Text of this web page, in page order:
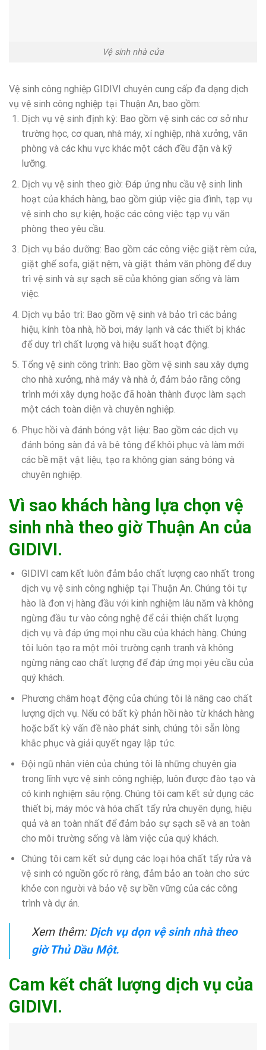
Vệ sinh nhà cửa
Vệ sinh công nghiệp GIDIVI chuyên cung cấp đa dạng dịch
vụ vệ sinh công nghiệp tại Thuận An, bao gồm:
Dịch vụ vệ sinh định kỳ: Bao gồm vệ sinh các cơ sở như
trường học, cơ quan, nhà máy, xí nghiệp, nhà xưởng, văn
phòng và các khu vực khác một cách đều đặn và kỹ
lưỡng.
Dịch vụ vệ sinh theo giờ: Đáp ứng nhu cầu vệ sinh linh
hoạt của khách hàng, bao gồm giúp việc gia đình, tạp vụ
vệ sinh cho sự kiện, hoặc các công việc tạp vụ văn
phòng theo yêu cầu.
Dịch vụ bảo dưỡng: Bao gồm các công việc giặt rèm cửa,
giặt ghế sofa, giặt nệm, và giặt thảm văn phòng để duy
trì vệ sinh và sự sạch sẽ của không gian sống và làm
việc.
Dịch vụ bảo trì: Bao gồm vệ sinh và bảo trì các bảng
hiệu, kính tòa nhà, hồ bơi, máy lạnh và các thiết bị khác
để duy trì chất lượng và hiệu suất hoạt động.
Tổng vệ sinh công trình: Bao gồm vệ sinh sau xây dựng
cho nhà xưởng, nhà máy và nhà ở, đảm bảo rằng công
trình mới xây dựng hoặc đã hoàn thành được làm sạch
một cách toàn diện và chuyên nghiệp.
Phục hồi và đánh bóng vật liệu: Bao gồm các dịch vụ
đánh bóng sàn đá và bê tông để khôi phục và làm mới
các bề mặt vật liệu, tạo ra không gian sáng bóng và
chuyên nghiệp.
Vì sao khách hàng lựa chọn vệ
sinh nhà theo giờ Thuận An của
GIDIVI.
GIDIVI cam kết luôn đảm bảo chất lượng cao nhất trong
dịch vụ vệ sinh công nghiệp tại Thuận An. Chúng tôi tự
hào là đơn vị hàng đầu với kinh nghiệm lâu năm và không
ngừng đầu tư vào công nghệ để cải thiện chất lượng
dịch vụ và đáp ứng mọi nhu cầu của khách hàng. Chúng
tôi luôn tạo ra một môi trường cạnh tranh và không
ngừng nâng cao chất lượng để đáp ứng mọi yêu cầu của
quý khách.
Phương châm hoạt động của chúng tôi là nâng cao chất
lượng dịch vụ. Nếu có bất kỳ phản hồi nào từ khách hàng
hoặc bất kỳ vấn đề nào phát sinh, chúng tôi sẵn lòng
khắc phục và giải quyết ngay lập tức.
Đội ngũ nhân viên của chúng tôi là những chuyên gia
trong lĩnh vực vệ sinh công nghiệp, luôn được đào tạo và
có kinh nghiệm sâu rộng. Chúng tôi cam kết sử dụng các
thiết bị, máy móc và hóa chất tẩy rửa chuyên dụng, hiệu
quả và an toàn nhất để đảm bảo sự sạch sẽ và an toàn
cho môi trường sống và làm việc của quý khách.
Chúng tôi cam kết sử dụng các loại hóa chất tẩy rửa và
vệ sinh có nguồn gốc rõ ràng, đảm bảo an toàn cho sức
khỏe con người và bảo vệ sự bền vững của các công
trình và dự án.
Xem thêm: Dịch vụ dọn vệ sinh nhà theo
giờ Thủ Dầu Một.
Cam kết chất lượng dịch vụ của
GIDIVI.